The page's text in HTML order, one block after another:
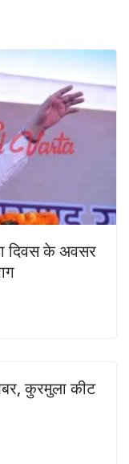
दिवस के अवसर
कुरमुला कीट